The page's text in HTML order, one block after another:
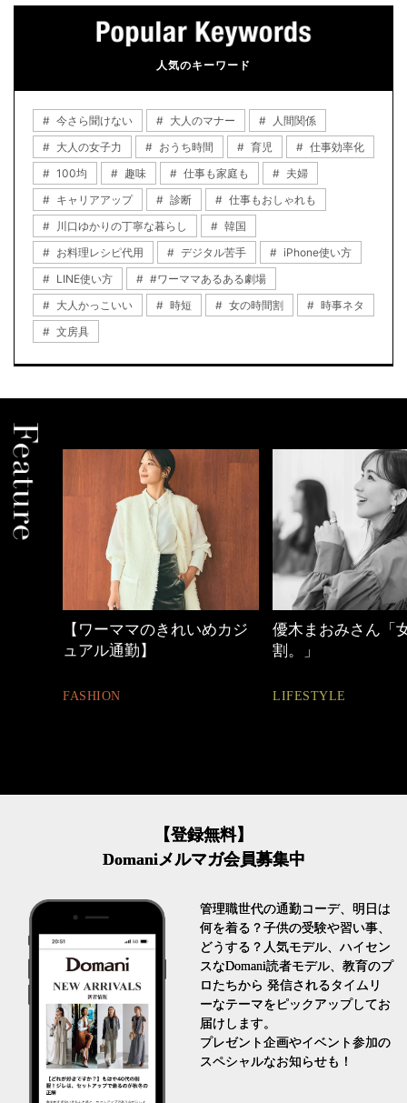
人気のキーワード
今さら聞けない 大人のマナー
人間関係
大人の女子力
おうち時間 育児
仕事効率化
100均
趣味 仕事も家庭も
夫婦
キャリアアップ
診断
仕事もおしゃれも
川口ゆかりの丁寧な暮らし
韓国
お料理レシピ代用
デジタル苦手
iPhone使い方
LINE使い方
#ワーママあるある劇場
大人かっこいい
時短 女の時間割
時事ネタ
文房具
優木まおみさん「女の時間
割。」
LIFESTYLE
心地よくいられる
とは
FASHION
【登録無料】
Domaniメルマガ会員募集中
管理職世代の通勤コーデ、明日は
何を着る？子供の受験や習い事、
どうする？人気モデル、ハイセン
スなDomani読者モデル、教育のプ
ロたちから 発信されるタイムリ
ーなテーマをピックアップしてお
届けします。
プレゼント企画やイベント参加の
スペシャルなお知らせも！